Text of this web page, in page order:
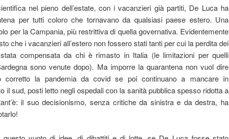
nel pieno dell’estate, con i vacanzieri già partiti, De Luca ha
per tutti coloro che tornavano da qualsiasi paese estero. Una
per la Campania, più restrittiva di quella governativa. Evidentemente
che i vacanzieri all’estero non fossero stati tanti per cui la perdita dei
compensata da chi è rimasto in Italia (le limitazioni per quelli
sono venute dopo). Ma imporre la quarantena non vuol dire
corretto la pandemia da covid se poi continuano a mancare in
il sud, posti letto negli ospedali con la sanità pubblica spesso ridotta a
il suo decisionismo, senza critiche da sinistra e da destra, ha